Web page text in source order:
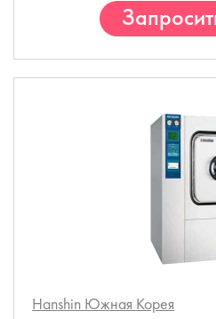
Hanshin Южная Корея